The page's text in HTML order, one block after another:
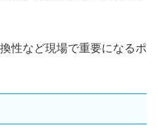
性など現場で重要になるポ